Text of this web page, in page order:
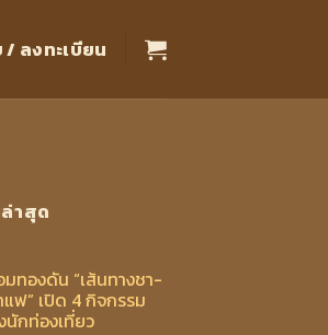
/ ลงทะเบียน
าสุด
มทองดัน “เส้นทางชา-
แฟ” เปิด 4 กิจกรรม
นักท่องเที่ยว